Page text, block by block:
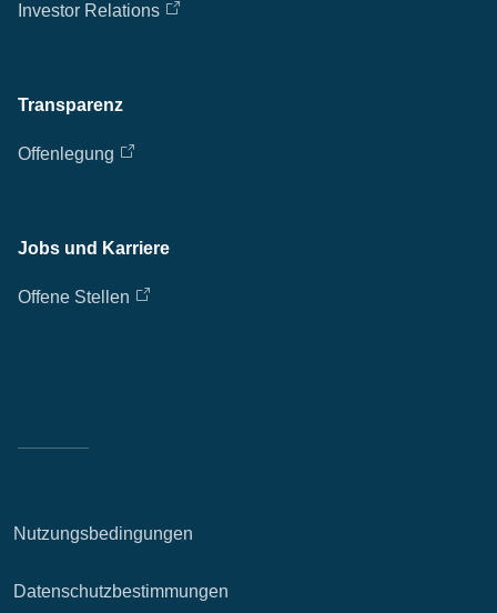
Investor Relations
Transparenz
Offenlegung
Jobs und Karriere
Offene Stellen
Nutzungsbedingungen
Datenschutzbestimmungen